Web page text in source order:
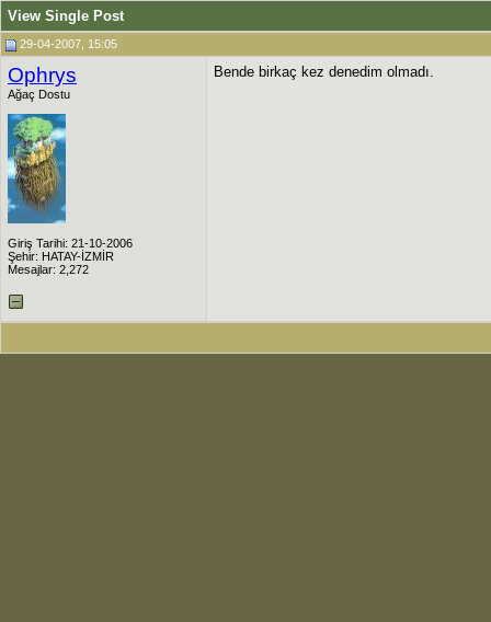
View Single Post
29-04-2007, 15:05
Ophrys
Ağaç Dostu
Giriş Tarihi: 21-10-2006
Şehir: HATAY-İZMİR
Mesajlar: 2,272
Bende birkaç kez denedim olmadı.